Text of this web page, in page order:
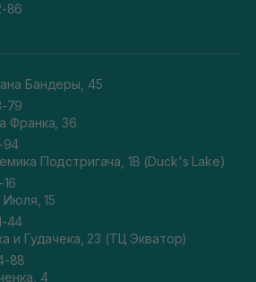
86
Бандеры, 45
79
Франка, 36
94
Подстригача, 1В (Duck's Lake)
Июля, 15
44
и Гудачека, 23 (ТЦ Экватор)
88
4